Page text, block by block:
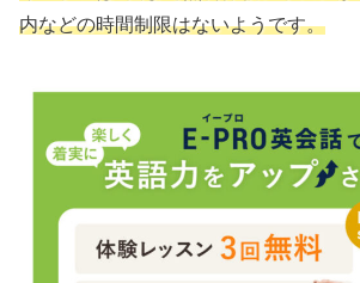
内などの時間制限はないようです。